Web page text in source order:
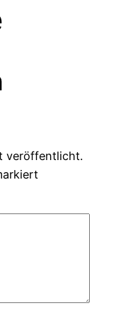
veröffentlicht.